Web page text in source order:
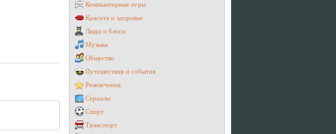
Компьютерные игры
Красота и здоровье
Люди и блоги
Музыка
Общество
Путешествия и события
Развлечения
Сериалы
Спорт
Транспорт